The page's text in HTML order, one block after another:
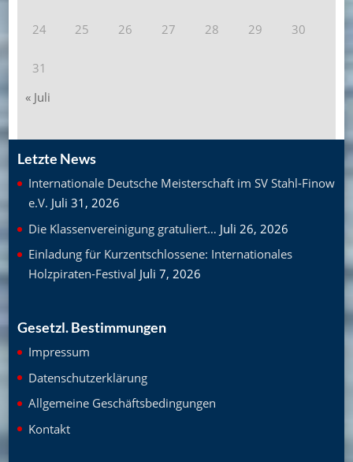
24 25 26 27 28 29 30
31
« Juli
Letzte News
Internationale Deutsche Meisterschaft im SV Stahl-Finow
e.V. Juli 31, 2026
Die Klassenvereinigung gratuliert… Juli 26, 2026
Einladung für Kurzentschlossene: Internationales
Holzpiraten-Festival Juli 7, 2026
Gesetzl. Bestimmungen
Impressum
Datenschutzerklärung
Allgemeine Geschäftsbedingungen
Kontakt